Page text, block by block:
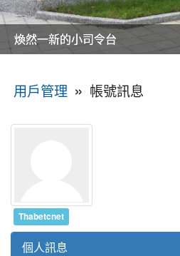
美麗的操場是我們活力的來源
美麗的操場是我們活力的來源
煥然一新的小司令台
煥然一新的小司令台
富含桃園埤塘田園風光意象的中廊
富含桃園埤塘田園風光意象的中廊
嶄新的中庭廣場
嶄新的中庭廣場
水生池生生不息
水生池生生不息
用戶管理 » 帳號訊息
Thabetcnet
個人訊息